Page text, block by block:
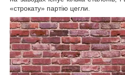
«строкату» партію цегли.